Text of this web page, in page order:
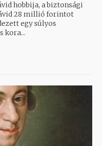
hobbija, a biztonsági
egy súlyos
kora...